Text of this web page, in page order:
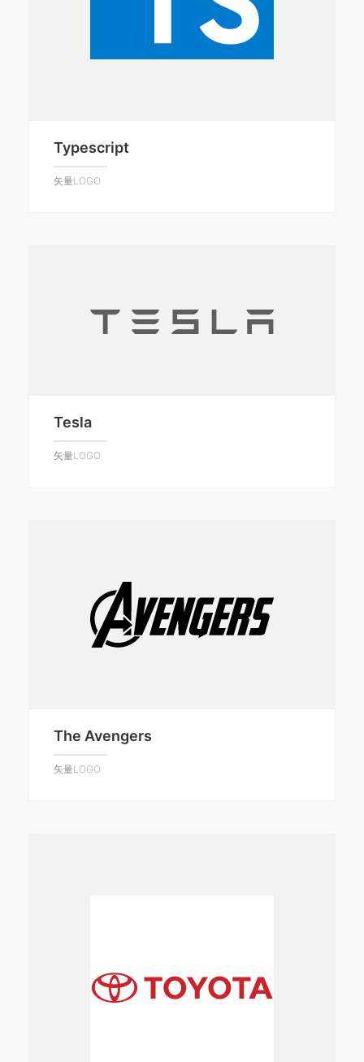
Typescript
矢量LOGO
Tesla
矢量LOGO
The Avengers
矢量LOGO